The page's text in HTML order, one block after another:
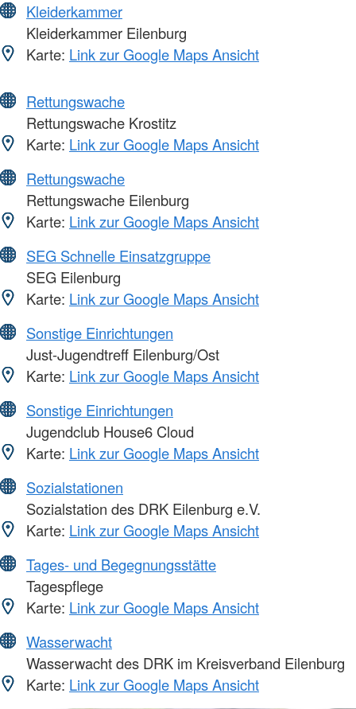
Kleiderkammer
Kleiderkammer Eilenburg
Karte: Link zur Google Maps Ansicht
Rettungswache
Rettungswache Krostitz
Karte: Link zur Google Maps Ansicht
Rettungswache
Rettungswache Eilenburg
Karte: Link zur Google Maps Ansicht
SEG Schnelle Einsatzgruppe
SEG Eilenburg
Karte: Link zur Google Maps Ansicht
Sonstige Einrichtungen
Just-Jugendtreff Eilenburg/Ost
Karte: Link zur Google Maps Ansicht
Sonstige Einrichtungen
Jugendclub House6 Cloud
Karte: Link zur Google Maps Ansicht
Sozialstationen
Sozialstation des DRK Eilenburg e.V.
Karte: Link zur Google Maps Ansicht
Tages- und Begegnungsstätte
Tagespflege
Karte: Link zur Google Maps Ansicht
Wasserwacht
Wasserwacht des DRK im Kreisverband Eilenburg
Karte: Link zur Google Maps Ansicht